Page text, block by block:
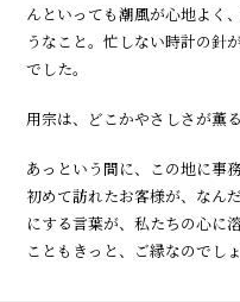
んといっても潮風が心地よく
うなこと。忙しない時計の針
でした。
用宗は、どこかやさしさが薫る
あっという間に、この地に事
初めて訪れたお客様が、なん
にする言葉が、私たちの心に
こともきっと、ご縁なのでしょ